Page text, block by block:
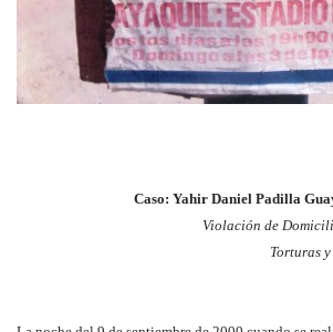
Caso: Yahir Daniel Padilla
Violación de
Torturas